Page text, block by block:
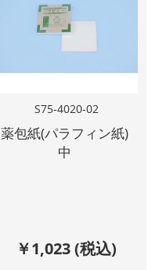
S75-4020-02
薬包紙(パラフィン紙)
中
￥1,023(税込)